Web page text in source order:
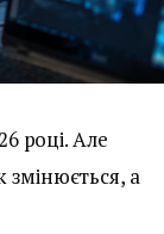
році. Але
змінюється, а